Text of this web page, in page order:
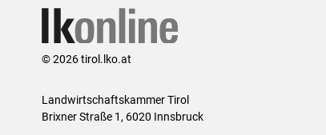
© 2026 tirol.lko.at
Landwirtschaftskammer Tirol
Brixner Straße 1, 6020 Innsbruck